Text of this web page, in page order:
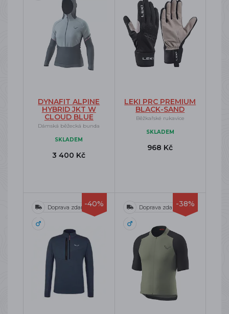
DYNAFIT ALPINE
HYBRID JKT W
CLOUD BLUE
Dámská běžecká bunda
SKLADEM
3 400 Kč
LEKI PRC PREMIUM
BLACK-SAND
Běžkařské rukavice
SKLADEM
968 Kč
-40%
Doprava zdarma -38%
Doprava zdarma